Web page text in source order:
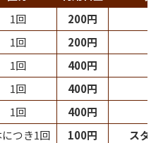
1回
200円
1回
200円
1回
400円
1回
400円
1回
400円
につき1回 100円
スタ